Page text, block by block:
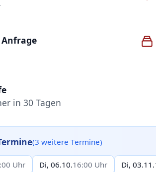
in 30 Tagen
(3 weitere Termine)
Uhr Di, 06.10.16:00 Uhr Di, 03.11.